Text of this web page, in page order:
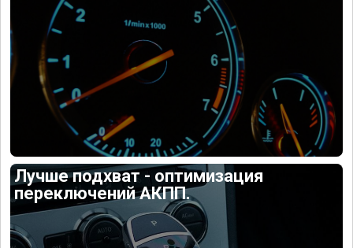
Лучше подхват - оптимизация
переключений АКПП.